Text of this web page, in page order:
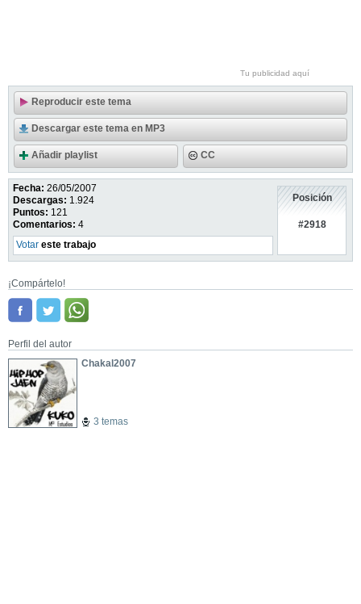
Tu publicidad aquí
Reproducir este tema
Descargar este tema en MP3
Añadir playlist CC
Fecha: 26/05/2007
Descargas: 1.924
Puntos: 121
Comentarios: 4
Votar este trabajo
Posición
#2918
¡Compártelo!
Perfil del autor
Chakal2007
3 temas